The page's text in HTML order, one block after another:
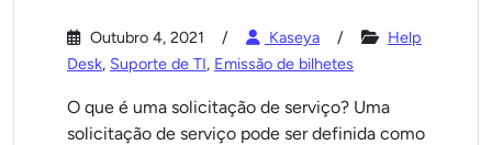
Outubro 4, 2021 Kaseya
Help
Desk, Suporte de TI, Emissão de bilhetes
O que é uma solicitação de serviço? Uma
solicitação de serviço pode ser definida como